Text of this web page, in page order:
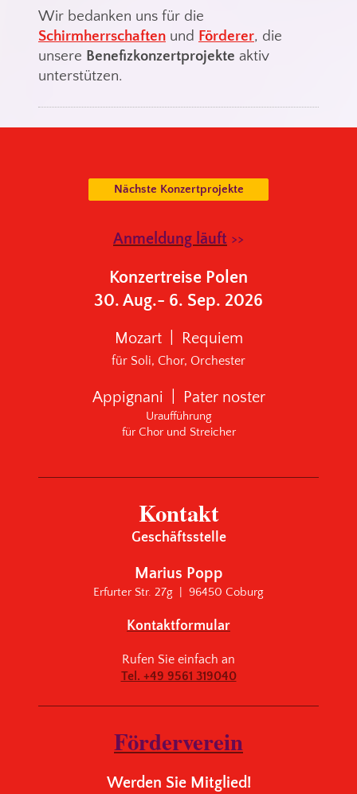
Wir bedanken uns für die
Schirmherrschaften und Förderer, die
unsere Benefizkonzertprojekte aktiv
unterstützen.
Nächste Konzertprojekte
Anmeldung läuft >>
Konzertreise Polen
30. Aug.- 6. Sep. 2026
Mozart | Requiem
für Soli, Chor, Orchester
Appignani | Pater noster
Uraufführung
für Chor und Streicher
Kontakt
Geschäftsstelle
Marius Popp
Erfurter Str. 27g | 96450 Coburg
Kontaktformular
Rufen Sie einfach an
Tel. +49 9561 319040
Förderverein
Werden Sie Mitglied!